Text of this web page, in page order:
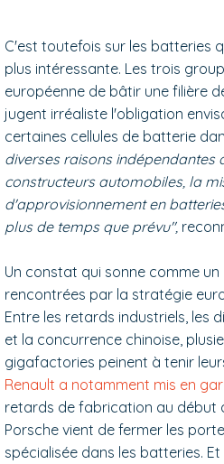
C'est toutefois sur les batteries
plus intéressante. Les trois
européenne de bâtir une filière
jugent irréaliste l'obligation
certaines cellules de batterie
diverses raisons indépendantes
constructeurs automobiles, la
d'approvisionnement en
plus de temps que prévu",
Un constat qui sonne comme
rencontrées par la stratégie
Entre les retards industriels, les
et la concurrence chinoise,
gigafactories peinent à tenir
Renault a notamment mis en
retards de fabrication au début
Porsche vient de fermer les
spécialisée dans les batteries. Et